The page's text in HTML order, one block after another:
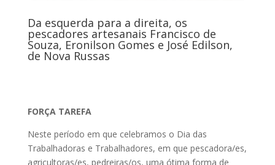
Da esquerda para a direita, os
pescadores artesanais Francisco de
Souza, Eronilson Gomes e José Edilson,
de Nova Russas
FORÇA TAREFA
Neste período em que celebramos o Dia das
Trabalhadoras e Trabalhadores, em que pescadora/es,
agricultoras/es, pedreiras/os, uma ótima forma de